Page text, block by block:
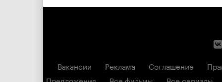
Вакансии Реклама Соглашение